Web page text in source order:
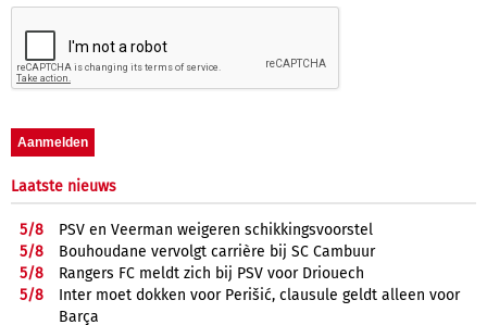
Laatste nieuws
5/8
PSV en Veerman weigeren schikkingsvoorstel
5/8
Bouhoudane vervolgt carrière bij SC Cambuur
5/8
Rangers FC meldt zich bij PSV voor Driouech
5/8
Inter moet dokken voor Perišić, clausule geldt alleen voor
Barça